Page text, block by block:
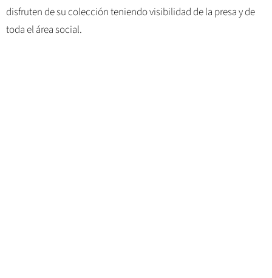
disfruten de su colección teniendo visibilidad de la presa y de
toda el área social.